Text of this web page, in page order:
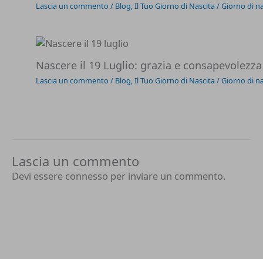
Lascia un commento / Blog,Il Tuo Giorno di Nascita /Giorno di
Nascere il 19 Luglio: grazia e consapevolezza
Lascia un commento / Blog ,Il Tuo Giorno di Nascita /Giorno di
Lascia un commento
Devi essere connesso per inviare un commento.